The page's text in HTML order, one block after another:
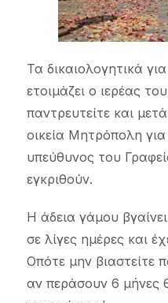
Τα δικαιολογητικά
ετοιμάζει ο ιερέας
παντρευτείτε και
οικεία Μητρόπολη
υπεύθυνος του
εγκριθούν.
Η άδεια γάμου
σε λίγες ημέρες και
Οπότε μην βιαστείτε
αν περάσουν 6 μήνες